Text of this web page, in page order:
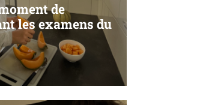
de
les examens du